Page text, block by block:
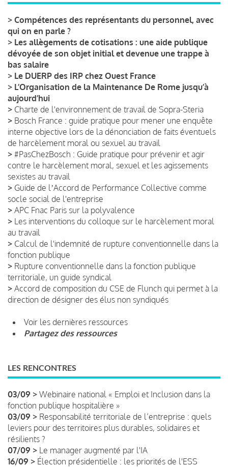
> Compétences des représentants du personnel, avec
qui on en parle ?
> Les allègements de cotisations : une aide publique
dévoyée de son objet initial et devenue une trappe à
bas salaire
> Le DUERP des IRP chez Ouest France
> L’Organisation de la Maintenance De Rome jusqu’à
aujourd’hui
> Charte de l'environnement de travail de Sopra-Steria
> Bosch France : guide pratique pour mener une enquête
interne objective lors de la dénonciation de faits éventuels
de harcèlement moral ou sexuel au travail
> #PasChezBosch : Guide pratique pour prévenir et agir
contre le harcèlement moral, sexuel et les agissements
sexistes au travail
> Guide de lʼAccord de Performance Collective comme
socle social de l'entreprise
> APC Fnac Paris sur la polyvalence
> Les interventions du colloque sur le harcèlement moral
au travail
> Calcul de l'indemnité de rupture conventionnelle dans la
fonction publique
> Rupture conventionnelle dans la fonction publique
territoriale, un guide syndical
> Accord de composition du CSE de Flunch qui permet à la
direction de désigner des élus non syndiqués
Voir les dernières ressources
Partagez des ressources
LES RENCONTRES
03/09 > Webinaire national « Emploi et Inclusion dans la
fonction publique hospitalière »
03/09 > Responsabilité territoriale de l’entreprise : quels
leviers pour des territoires plus durables, solidaires et
résilients ?
07/09 > Le manager augmenté par l'IA
16/09 > Élection présidentielle : les priorités de l'ESS